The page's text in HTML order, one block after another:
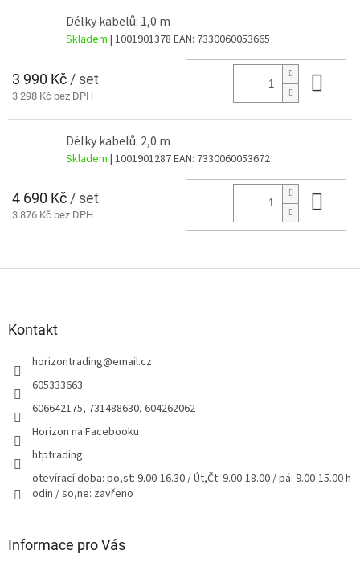
Délky kabelů: 1,0 m
Skladem | 1001901378 EAN: 7330060053665
3 990 Kč / set
3 298 Kč bez DPH
Délky kabelů: 2,0 m
Skladem | 1001901287EAN: 7330060053672
4 690 Kč / set
3 876 Kč bez DPH
Kontakt
horizontrading@email.cz
605333663
606642175, 731488630, 604262062
Horizon na Facebooku
htptrading
otevírací doba: po,st: 9.00-16.30 / Út,Čt: 9.00-18.00 / pá: 9.00-15.00 h
odin / so,ne: zavřeno
Informace pro Vás